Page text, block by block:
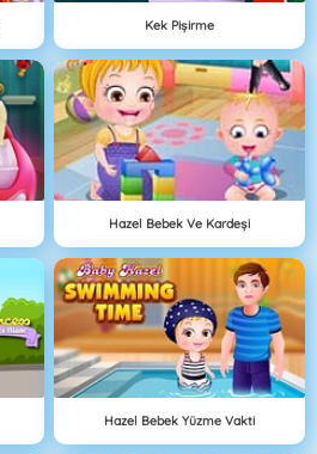
Kek Pişirme
Hazel Bebek Ve Kardeşi
Hazel Bebek Yüzme Vakti